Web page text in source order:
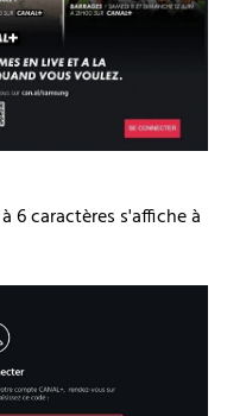
6 caractères s'affiche à